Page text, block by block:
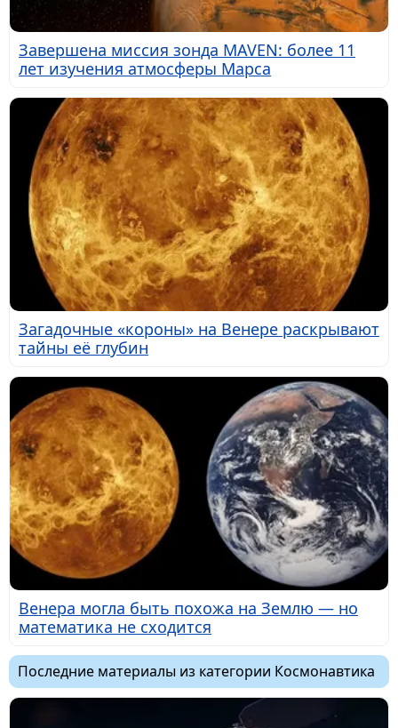
Завершена миссия зонда MAVEN: более 11
лет изучения атмосферы Марса
Загадочные «короны» на Венере раскрывают
тайны её глубин
Венера могла быть похожа на Землю — но
математика не сходится
Последние материалы из категории Космонавтика